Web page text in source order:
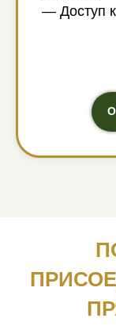
— Доступ